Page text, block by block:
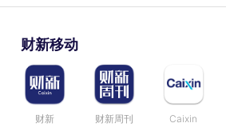
财新移动
财新 财新周刊 Caixin